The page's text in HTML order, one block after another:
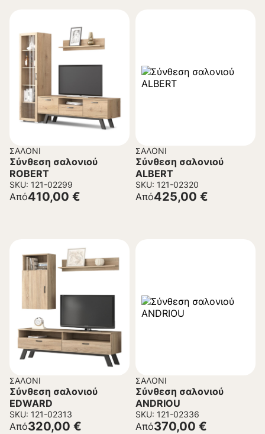
ΣΑΛΌΝΙ
Σύνθεση σαλονιού
ROBERT
SKU: 121-02299
Από410,00 €
ΣΑΛΌΝΙ
Σύνθεση σαλονιού
ALBERT
SKU: 121-02320
Από425,00 €
ΣΑΛΌΝΙ
Σύνθεση σαλονιού
EDWARD
SKU: 121-02313
Από320,00 €
ΣΑΛΌΝΙ
Σύνθεση σαλονιού
ANDRIOU
SKU: 121-02336
Από370,00 €